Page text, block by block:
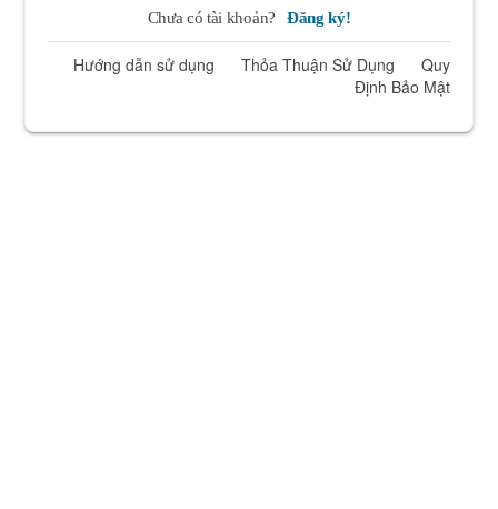
Chưa có tài khoản? Đăng ký!
Hướng dẫn sử dụng Thỏa Thuận Sử Dụng
Quy
Định Bảo Mật